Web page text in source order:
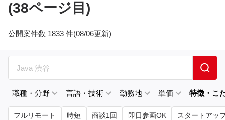
(38ページ目)
公開案件数 1833 件(08/06更新)
職種・分野 言語・技術 勤務地 単価 特徴・こ
フルリモート 時短 商談1回 即日参画OK スタートアッ